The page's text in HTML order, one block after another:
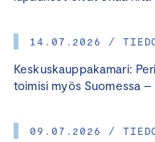
14.07.2026 /
Keskuskauppakamari:
toimisi myös Suomessa
09.07.2026 /